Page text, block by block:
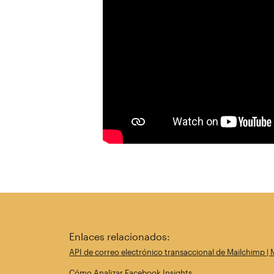
Enlaces relacionados:
API de correo electrónico transaccional de Mailchimp |